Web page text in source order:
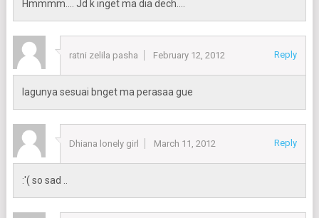
Hmmmm…. Jd k inget ma dia dech….
ratni zelila pasha February 12, 2012 Reply
lagunya sesuai bnget ma perasaa gue
Dhiana lonely girl March 11, 2012 Reply
:'( so sad ..